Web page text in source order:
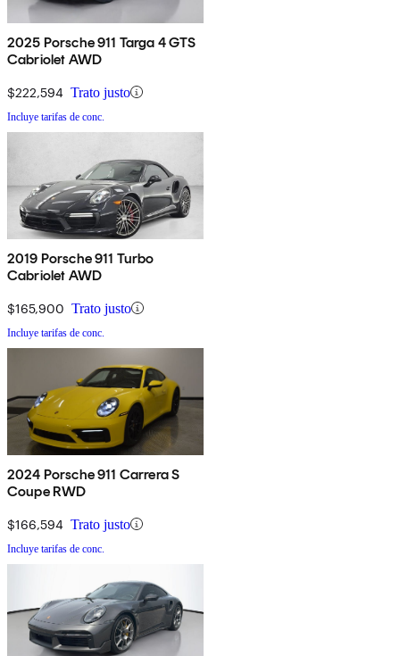
2025 Porsche 911 Targa 4 GTS
Cabriolet AWD
$222,594 Trato justo
Incluye tarifas de conc.
2019 Porsche 911 Turbo
Cabriolet AWD
$165,900 Trato justo
Incluye tarifas de conc.
2024 Porsche 911 Carrera S
Coupe RWD
$166,594 Trato justo
Incluye tarifas de conc.